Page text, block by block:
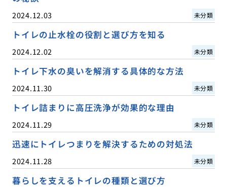
2024.12.03 未分類
トイレの止水栓の役割と選び方を知る
2024.12.02 未分類
トイレ下水の臭いを解消する具体的な方法
2024.11.30 未分類
トイレ詰まりに高圧洗浄が効果的な理由
2024.11.29 未分類
迅速にトイレつまりを解決するための対処法
2024.11.28 未分類
暮らしを支えるトイレの種類と選び方